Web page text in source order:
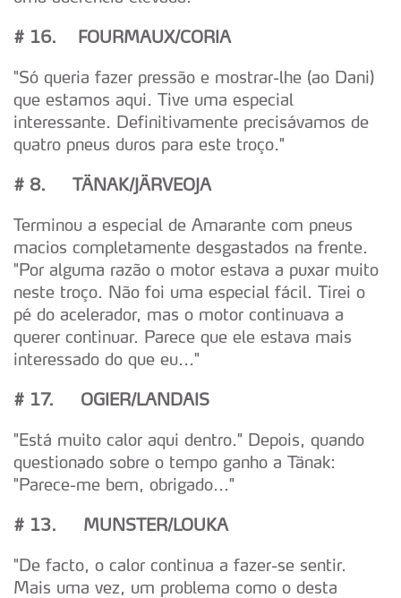
# 16. FOURMAUX/CORIA
"Só queria fazer pressão e mostrar-lhe (ao Dani)
que estamos aqui. Tive uma especial
interessante. Definitivamente precisávamos de
quatro pneus duros para este troço."
# 8. TÄNAK/JÄRVEOJA
Terminou a especial de Amarante com pneus
macios completamente desgastados na frente.
"Por alguma razão o motor estava a puxar muito
neste troço. Não foi uma especial fácil. Tirei o
pé do acelerador, mas o motor continuava a
querer continuar. Parece que ele estava mais
interessado do que eu..."
# 17. OGIER/LANDAIS
"Está muito calor aqui dentro." Depois, quando
questionado sobre o tempo ganho a Tänak:
"Parece-me bem, obrigado..."
# 13. MUNSTER/LOUKA
"De facto, o calor continua a fazer-se sentir.
Mais uma vez, um problema como o desta